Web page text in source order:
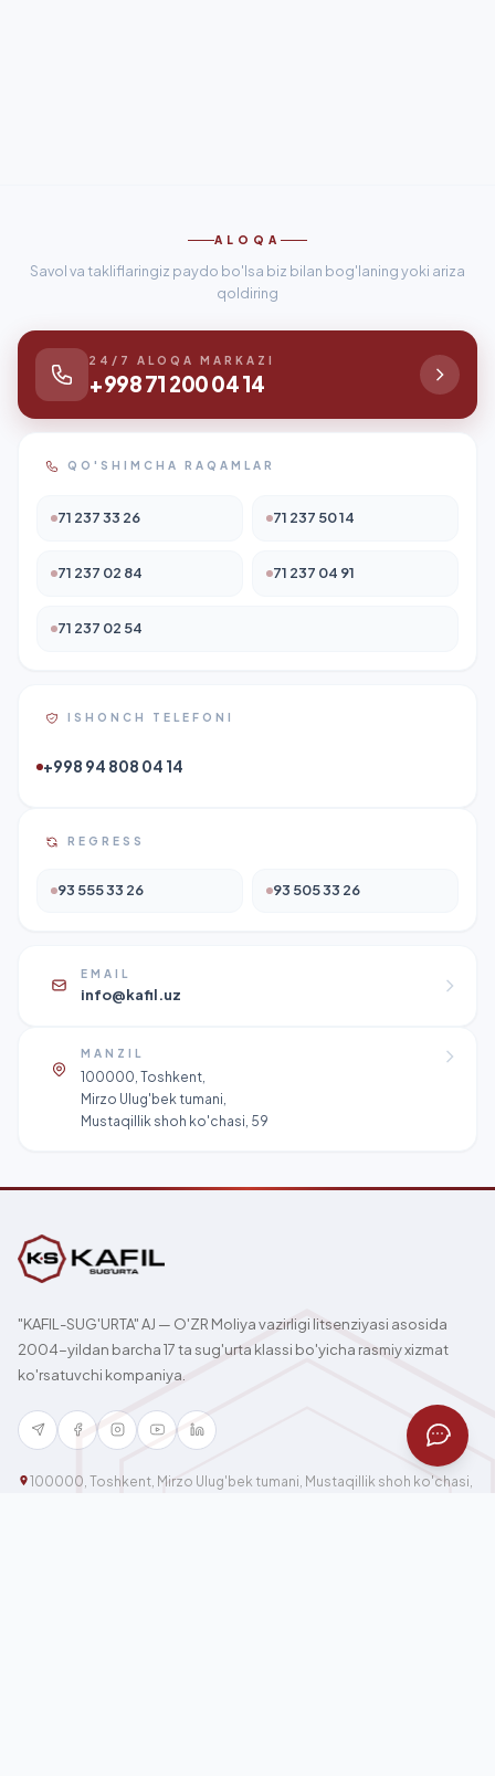
ALOQA
Savol va takliflaringiz paydo bo'lsa biz bilan bog'laning yoki ariza
qoldiring
24/7 ALOQA MARKAZI
+998 71 200 04 14
QO'SHIMCHA RAQAMLAR
71 237 33 26 71 237 50 14
71 237 02 84 71 237 04 91
71 237 02 54
ISHONCH TELEFONI
+998 94 808 04 14
REGRESS
93 555 33 26 93 505 33 26
EMAIL
info@kafil.uz
MANZIL
100000, Toshkent,
Mirzo Ulug'bek tumani,
Mustaqillik shoh ko'chasi, 59
"KAFIL-SUG'URTA" AJ — O'ZR Moliya vazirligi litsenziyasi asosida
2004-yildan barcha 17 ta sug'urta klassi bo'yicha rasmiy xizmat
ko'rsatuvchi kompaniya.
100000, Toshkent, Mirzo Ulug'bek tumani, Mustaqillik shoh ko'chasi,